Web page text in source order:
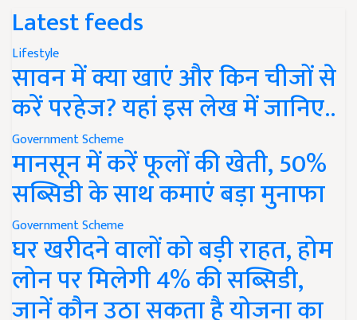
Latest feeds
Lifestyle
सावन में क्या खाएं और किन चीजों से
करें परहेज? यहां इस लेख में जानिए..
Government Scheme
मानसून में करें फूलों की खेती, 50%
सब्सिडी के साथ कमाएं बड़ा मुनाफा
Government Scheme
घर खरीदने वालों को बड़ी राहत, होम
लोन पर मिलेगी 4% की सब्सिडी,
जानें कौन उठा सकता है योजना का